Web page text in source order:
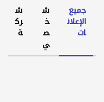
جميع
الإعلان
ات
ش
خ
ص
ي
ش
رك
ة